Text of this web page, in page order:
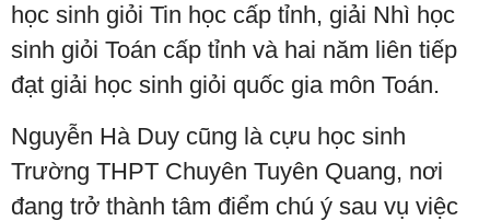
học sinh giỏi Tin học cấp tỉnh, giải Nhì học
sinh giỏi Toán cấp tỉnh và hai năm liên tiếp
đạt giải học sinh giỏi quốc gia môn Toán.
Nguyễn Hà Duy cũng là cựu học sinh
Trường THPT Chuyên Tuyên Quang, nơi
đang trở thành tâm điểm chú ý sau vụ việc